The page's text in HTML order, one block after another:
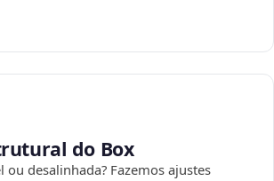
do Box
ou desalinhada? Fazemos ajustes